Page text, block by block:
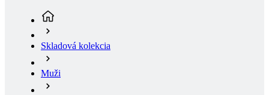
Muži
Cyklistika
Dresy krátký rukáv